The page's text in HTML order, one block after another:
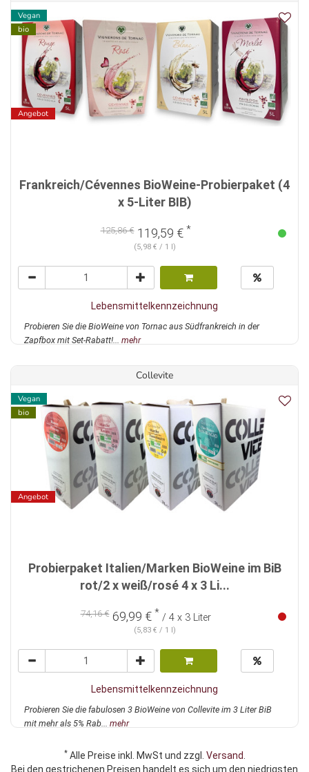
Vegan
bio
Angebot
Frankreich/Cévennes BioWeine-Probierpaket (4
x 5-Liter BIB)
125,86 €119,59 € *
(5,98 € / 1 l)
Lebensmittelkennzeichnung
Probieren Sie die BioWeine von Tornac aus Südfrankreich in der
Zapfbox mit Set-Rabatt!... mehr
Collevite
Vegan
bio
Angebot
Probierpaket Italien/Marken BioWeine im BiB
rot/2 x weiß/rosé 4 x 3 Li...
74,16 €69,99 € * / 4 x 3 Liter
(5,83 € / 1 l)
Lebensmittelkennzeichnung
Probieren Sie die fabulosen 3 BioWeine von Collevite im 3 Liter BiB
mit mehr als 5% Rab... mehr
*Alle Preise inkl. MwSt und zzgl. Versand.
Bei den gestrichenen Preisen handelt es sich um den niedrigsten